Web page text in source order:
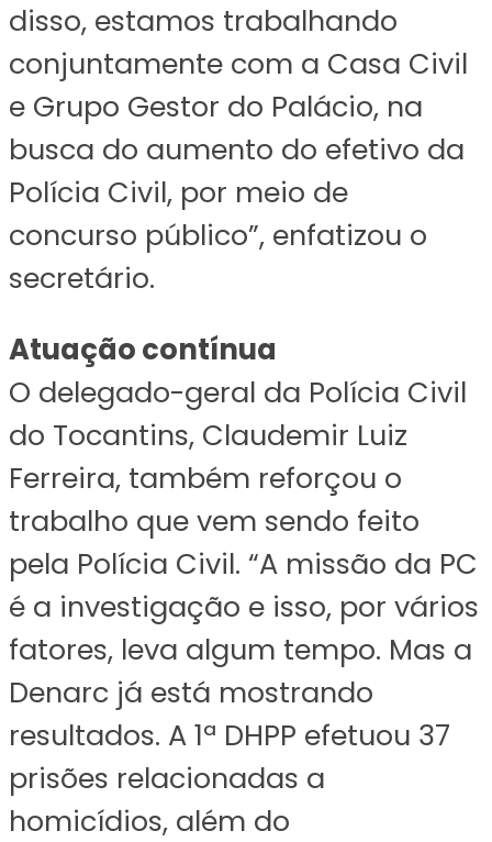
disso, estamos trabalhando
conjuntamente com a Casa Civil
e Grupo Gestor do Palácio, na
busca do aumento do efetivo da
Polícia Civil, por meio de
concurso público”, enfatizou o
secretário.
Atuação contínua
O delegado-geral da Polícia Civil
do Tocantins, Claudemir Luiz
Ferreira, também reforçou o
trabalho que vem sendo feito
pela Polícia Civil. “A missão da PC
é a investigação e isso, por vários
fatores, leva algum tempo. Mas a
Denarc já está mostrando
resultados. A 1ª DHPP efetuou 37
prisões relacionadas a
homicídios, além do